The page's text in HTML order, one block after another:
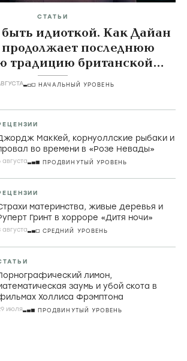
СТАТЬИ
быть идиоткой. Как Дайан
последнюю
традицию британской
комедии
НАЧАЛЬНЫЙ УРОВЕНЬ
МакКей, корнуоллские рыбаки и
во времени в «Розе Невады»
августа ПРОДВИНУТЫЙ УРОВЕНЬ
материнства, живые деревья и
Гринт в хорроре «Дитя ночи»
августа СРЕДНИЙ УРОВЕНЬ
лимон,
заумь и убой скота в
Холлиса Фрэмптона
июля ПРОДВИНУТЫЙ УРОВЕНЬ